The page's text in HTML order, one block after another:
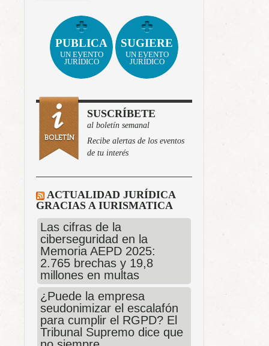
PUBLICA
UN EVENTO
JURÍDICO
SUGIERE
UN EVENTO
JURÍDICO
SUSCRÍBETE
al boletín semanal
Recibe alertas de los eventos
de tu interés
ACTUALIDAD JURÍDICA
GRACIAS A IURISMATICA
Las cifras de la
ciberseguridad en la
Memoria AEPD 2025:
2.765 brechas y 19,8
millones en multas
¿Puede la empresa
seudonimizar el escalafón
para cumplir el RGPD? El
Tribunal Supremo dice que